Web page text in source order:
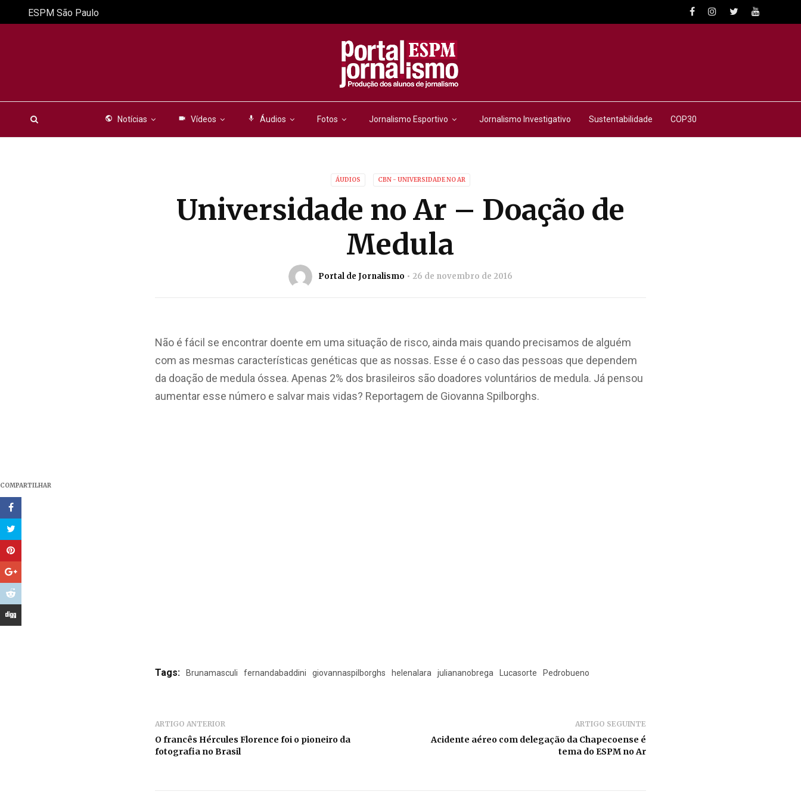
public Notícias videocam Vídeos mic Áudios Fotos Jornalismo Esportivo Jornalismo Investigativo Sustentabilidade COP30
ESPM São Paulo
ÁUDIOS CBN - UNIVERSIDADE NO AR
Universidade no Ar – Doação de
Medula
Portal de Jornalismo 26 de novembro de 2016
COMPARTILHAR
Não é fácil se encontrar doente em uma situação de risco, ainda mais quando precisamos de alguém
com as mesmas características genéticas que as nossas. Esse é o caso das pessoas que dependem
da doação de medula óssea. Apenas 2% dos brasileiros são doadores voluntários de medula. Já pensou
aumentar esse número e salvar mais vidas? Reportagem de Giovanna Spilborghs.
Tags: Brunamasculi fernandabaddini giovannaspilborghs helenalara juliananobrega Lucasorte Pedrobueno
ARTIGO ANTERIOR
O francês Hércules Florence foi o pioneiro da
fotografia no Brasil
ARTIGO SEGUINTE
Acidente aéreo com delegação da Chapecoense é
tema do ESPM no Ar